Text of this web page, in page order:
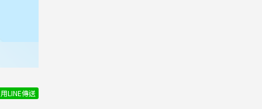
用LINE傳送